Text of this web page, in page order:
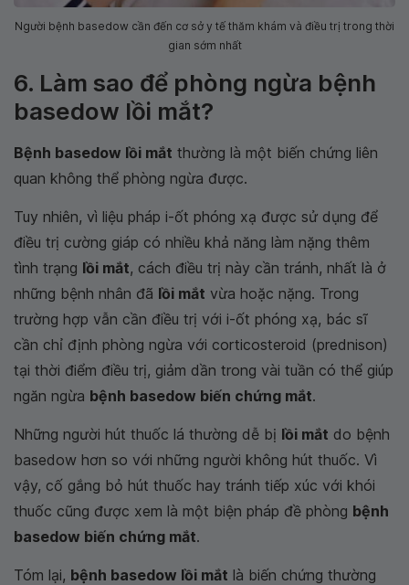
Người bệnh basedow cần đến cơ sở y tế thăm khám và điều trị trong thời
gian sớm nhất
6. Làm sao để phòng ngừa bệnh
basedow lồi mắt?
Bệnh basedow lồi mắt thường là một biến chứng liên
quan không thể phòng ngừa được.
Tuy nhiên, vì liệu pháp i-ốt phóng xạ được sử dụng để
điều trị cường giáp có nhiều khả năng làm nặng thêm
tình trạng lồi mắt, cách điều trị này cần tránh, nhất là ở
những bệnh nhân đã lồi mắt vừa hoặc nặng. Trong
trường hợp vẫn cần điều trị với i-ốt phóng xạ, bác sĩ
cần chỉ định phòng ngừa với corticosteroid (prednison)
tại thời điểm điều trị, giảm dần trong vài tuần có thể giúp
ngăn ngừa bệnh basedow biến chứng mắt.
Những người hút thuốc lá thường dễ bị lồi mắt do bệnh
basedow hơn so với những người không hút thuốc. Vì
vậy, cố gắng bỏ hút thuốc hay tránh tiếp xúc với khói
thuốc cũng được xem là một biện pháp đề phòng bệnh
basedow biến chứng mắt.
Tóm lại, bệnh basedow lồi mắt là biến chứng thường